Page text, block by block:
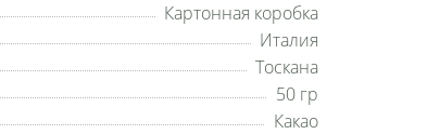
Картонная коробка
Италия
Тоскана
50 гр
Какао